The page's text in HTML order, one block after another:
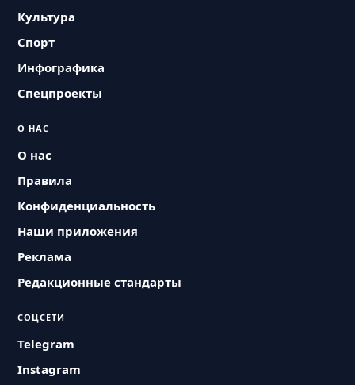
Культура
Спорт
Инфографика
Спецпроекты
О НАС
О нас
Правила
Конфиденциальность
Наши приложения
Реклама
Редакционные стандарты
СОЦСЕТИ
Telegram
Instagram